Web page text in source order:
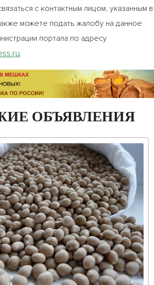
с контактным лицом, указанным в
можете подать жалобу на данное
портала по адресу
.
ОБЪЯВЛЕНИЯ